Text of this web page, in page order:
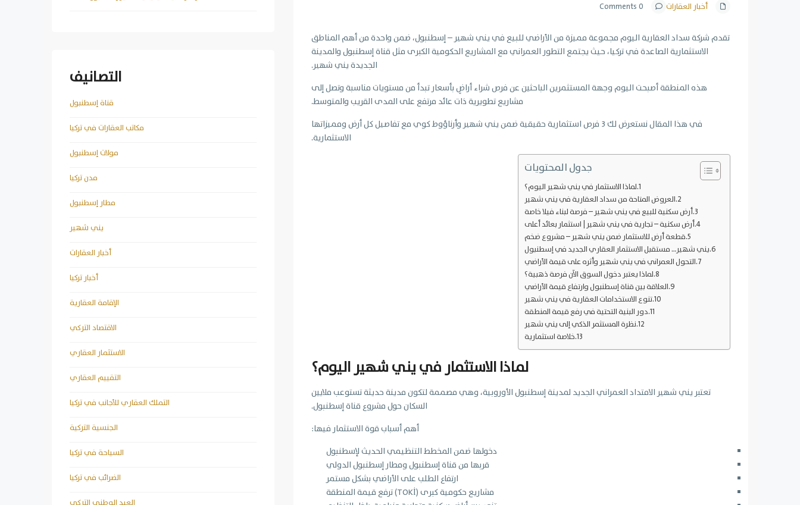
أخبار العقارات
تقدم شركة سداد العقارية اليوم مجموعة مميزة من الأراضي للبيع في يني شهير – إسطنبول، ضمن واحدة من أهم المناطق
الاستثمارية الصاعدة في تركيا، حيث يجتمع التطور العمراني مع المشاريع الحكومية الكبرى مثل قناة إسطنبول والمدينة
الجديدة يني شهير.
هذه المنطقة أصبحت اليوم وجهة المستثمرين الباحثين عن فرص شراء أراضٍ بأسعار تبدأ من مستويات مناسبة وتصل إلى
مشاريع تطويرية ذات عائد مرتفع على المدى القريب والمتوسط.
في هذا المقال نستعرض لك 3 فرص استثمارية حقيقية ضمن يني شهير وأرناؤوط كوي مع تفاصيل كل أرض ومميزاتها
الاستثمارية.
جدول المحتويات
لماذا الاستثمار في يني شهير اليوم؟
العروض المتاحة من سداد العقارية في يني شهير
أرض سكنية للبيع في يني شهير – فرصة لبناء فيلا خاصة
أرض سكنية – تجارية في يني شهير | استثمار بعائد أعلى
قطعة أرض للاستثمار ضمن يني شهير – مشروع ضخم
يني شهير… مستقبل الاستثمار العقاري الجديد في إسطنبول
التحول العمراني في يني شهير وأثره على قيمة الأراضي
لماذا يعتبر دخول السوق الآن فرصة ذهبية؟
العلاقة بين قناة إسطنبول وارتفاع قيمة الأراضي
تنوع الاستخدامات العقارية في يني شهير
دور البنية التحتية في رفع قيمة المنطقة
نظرة المستثمر الذكي إلى يني شهير
خلاصة استثمارية
لماذا الاستثمار في يني شهير اليوم؟
تعتبر يني شهير الامتداد العمراني الجديد لمدينة إسطنبول الأوروبية، وهي مصممة لتكون مدينة حديثة تستوعب ملايين
السكان حول مشروع قناة إسطنبول.
أهم أسباب قوة الاستثمار فيها:
دخولها ضمن المخطط التنظيمي الحديث لإسطنبول
قربها من قناة إسطنبول ومطار إسطنبول الدولي
ارتفاع الطلب على الأراضي بشكل مستمر
مشاريع حكومية كبرى (TOKİ) ترفع قيمة المنطقة
التصانيف
قناة إسطنبول
مكاتب العقارات في تركيا
مولات إسطنبول
مدن تركيا
مطار إسطنبول
يني شهير
أخبار العقارات
أخبار تركيا
الإقامة العقارية
الاقتصاد التركي
الاستثمار العقاري
التقييم العقاري
التملك العقاري للأجانب في تركيا
الجنسية التركية
السياحة في تركيا
الضرائب في تركيا